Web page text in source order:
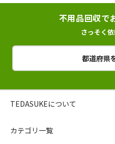
不用品回収で
さっそく
都道府県
TEDASUKEについて
カテゴリ一覧